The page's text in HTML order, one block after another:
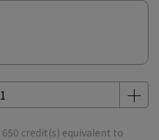
650 credit(s) equivalent to